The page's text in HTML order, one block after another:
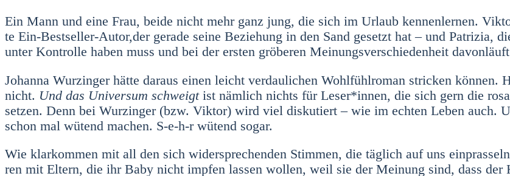
Ein Mann und eine Frau, bei­de nicht mehr ganz jung, die sich im Urlaub ken­nen­ler­nen.
te Ein-Bestseller-Autor,der gera­de sei­ne Bezie­hung in den Sand gesetzt hat – und Patri­zia,
unter Kon­trol­le haben muss und bei der ers­ten grö­be­ren Mei­nungs­ver­schie­den­heit
Johan­na Wurzin­ger hät­te dar­aus einen leicht ver­dau­li­chen Wohl­fühl­ro­man stri­cken kön­nen.
nicht. Und das Uni­ver­sum schweigtist näm­lich nichts für Leser*innen, die sich gern die
set­zen. Denn bei Wurzin­ger (bzw. Vik­tor) wird viel dis­ku­tiert – wie im ech­ten Leben auch.
schon mal wütend machen. S‑e-h‑r wütend sogar.
Wie klar­kom­men mit all den sich wider­spre­chen­den Stim­men, die täg­lich auf uns
ren mit Eltern, die ihr Baby nicht imp­fen las­sen wol­len, weil sie der Mei­nung sind, dass der